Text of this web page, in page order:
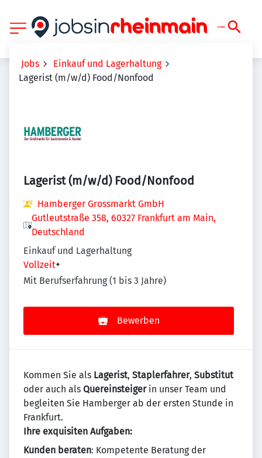
Jobs
Einkauf und Lagerhaltung
Lagerist (m/w/d) Food/Nonfood
Lagerist (m/w/d) Food/Nonfood
Hamberger Grossmarkt GmbH
Gutleutstraße 358, 60327 Frankfurt am Main,
Deutschland
Einkauf und Lagerhaltung
Vollzeit+
Mit Berufserfahrung (1 bis 3 Jahre)
Bewerben
Kommen Sie als Lagerist, Staplerfahrer, Substitut
oder auch als Quereinsteiger in unser Team und
begleiten Sie Hamberger ab der ersten Stunde in
Frankfurt.
Ihre exquisiten Aufgaben:
Kunden beraten: Kompetente Beratung der